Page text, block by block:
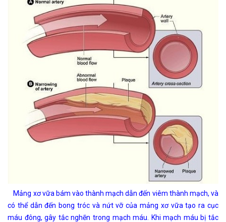
Mảng xơ vữa bám vào thành mạch dẫn đến viêm thành mạch, và
có thể dẫn đến bong tróc và nứt vỡ của mảng xơ vữa tạo ra cục
máu đông, gây tắc nghẽn trong mạch máu. Khi mạch máu bị tắc